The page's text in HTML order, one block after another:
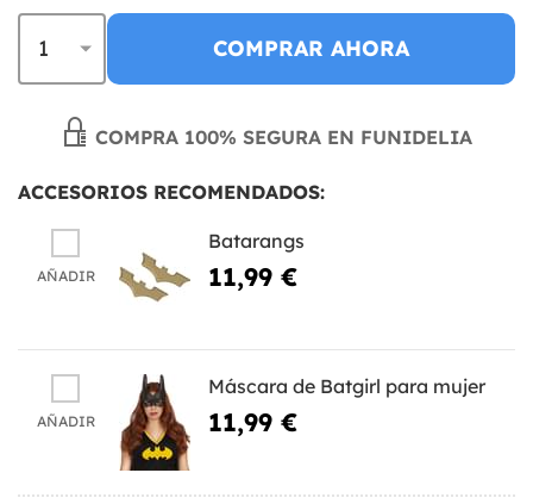
COMPRAR AHORA
COMPRA 100% SEGURA EN FUNIDELIA
ACCESORIOS RECOMENDADOS:
AÑADIR
Batarangs
11,99 €
AÑADIR
Máscara de Batgirl para mujer
11,99 €